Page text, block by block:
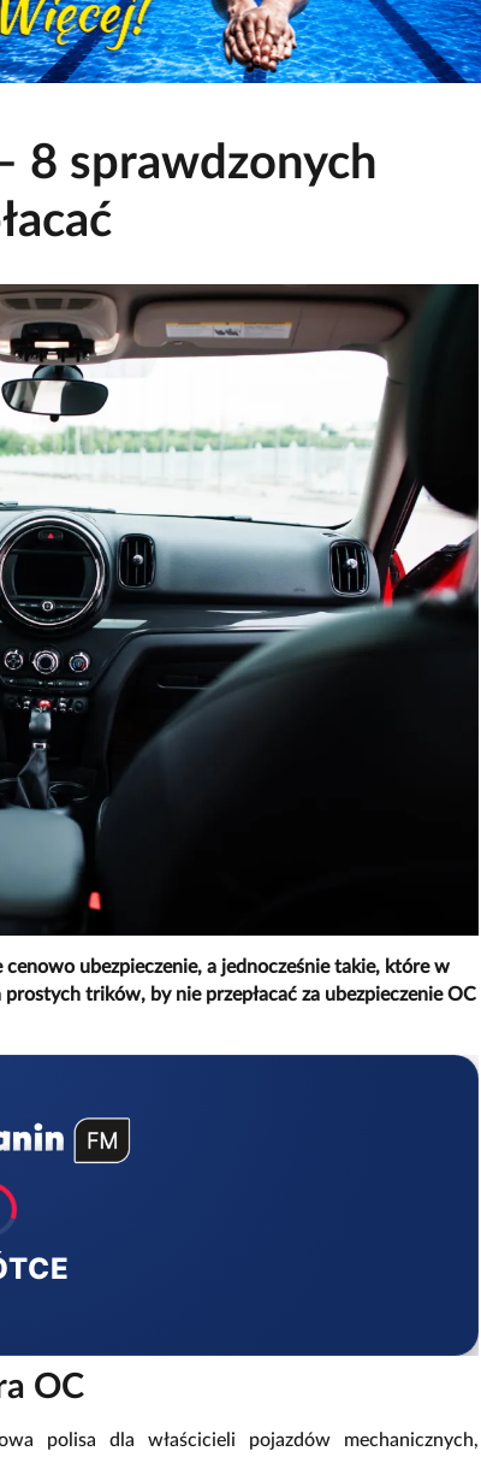
8 sprawdzonych
ubezpieczenie, a jednocześnie takie, które w
trików, by nie przepłacać za ubezpieczenie OC
OC
polisa dla właścicieli pojazdów mechanicznych,